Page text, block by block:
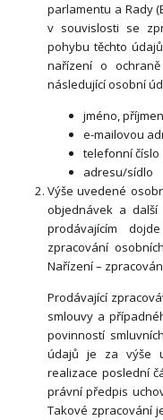
parlamentu a Rady
v souvislosti se
pohybu těchto
nařízení o
následující osobní
jméno,
e-mailovou
telefonní číslo
adresu/sídlo
Výše uvedené
objednávek a
prodávajícím
zpracování
Nařízení –
Prodávající
smlouvy a
povinností
údajů je za výše
realizace poslední
právní předpis
Takové zpracování